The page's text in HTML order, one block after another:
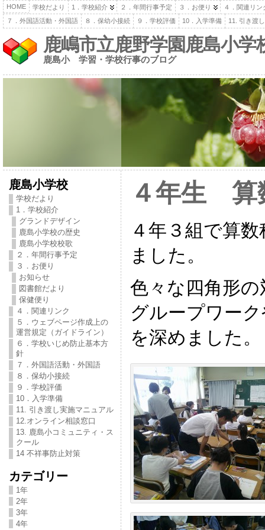
HOME 学校だより 1．学校紹介 ２．年間行事予定 ３．お便り
４．関連リン
７．外国語活動・外国語
８．保幼小接続 ９．学校評価 10．入学準備 11. 引き渡
鹿嶋市立鹿野学園鹿島小学
鹿島小 学習・学校行事のブログ
鹿島小学校
学校だより
1．学校紹介
グランドデザイン
鹿島小学校の歴史
鹿島小学校校歌
２．年間行事予定
３．お便り
お知らせ
図書館だより
保健便り
４．関連リンク
５．ウェブページ作成上の
運営規定（ガイドライン）
６．学校いじめ防止基本方
針
７．外国語活動・外国語
８．保幼小接続
９．学校評価
10．入学準備
11. 引き渡し実施マニュアル
12.オンライン相談窓口
13. 鹿島小コミュニティ・ス
クール
14 不祥事防止対策
カテゴリー
1年
2年
3年
4年
４年生 算
４年３組で算
ました。
色々な四角形
グループワー
を深めました。